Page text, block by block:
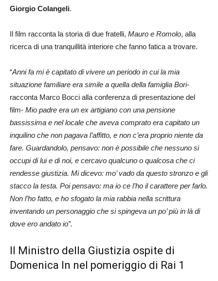
Giorgio Colangeli.
Il film racconta la storia di due fratelli, Mauro e Romolo, alla
ricerca di una tranquillità interiore che fanno fatica a trovare.
“Anni fa mi è capitato di vivere un periodo in cui la mia
situazione familiare era simile a quella della famiglia Bori-
racconta Marco Bocci alla conferenza di presentazione del
film- Mio padre era un ex artigiano con una pensione
bassissima e nel locale che aveva comprato era capitato un
inquilino che non pagava l’affitto, e non c’era proprio niente da
fare. Guardandolo, pensavo: non è possibile che nessuno si
occupi di lui e di noi, e cercavo qualcuno o qualcosa che ci
rendesse giustizia. Mi dicevo: mo’ vado da questo stronzo e gli
stacco la testa. Poi pensavo: ma io ce l’ho il carattere per farlo.
Non l’ho fatto, e ho sfogato la mia rabbia nella scrittura
inventando un personaggio che si spingeva un po’ più in là di
dove ero andato io”.
Il Ministro della Giustizia ospite di
Domenica In nel pomeriggio di Rai 1